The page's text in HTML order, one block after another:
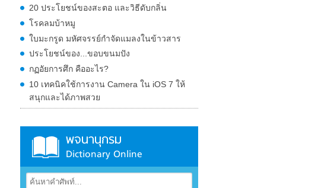
20 ประโยชน์ของสะตอ และวิธีดับกลิ่น
โรคลมบ้าหมู
ใบมะกรูด มหัศจรรย์กำจัดแมลงในข้าวสาร
ประโยชน์ของ...ขอบขนมปัง
กฏอัยการศึก คืออะไร?
10 เทคนิคใช้การงาน Camera ใน iOS 7 ให้
สนุกและได้ภาพสวย
พจนานุกรม
Dictionary Online